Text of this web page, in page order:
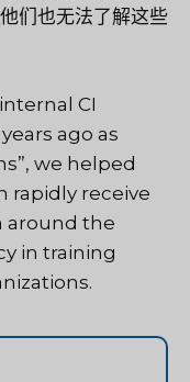
们也无法了解这些
CI
ago as
we helped
rapidly receive
around the
in training